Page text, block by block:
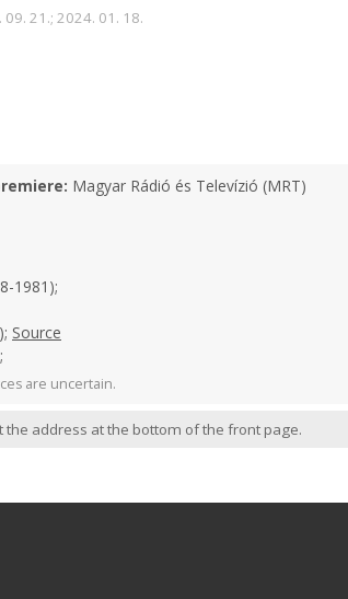
21.; 2024. 01. 18.
Magyar Rádió és Televízió (MRT)
1981);
Source
are uncertain.
the address at the bottom of the front page.